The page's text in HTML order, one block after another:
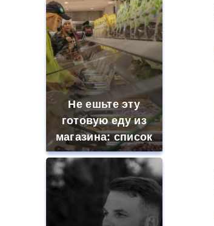
Не ешьте эту
готовую еду из
магазина: список